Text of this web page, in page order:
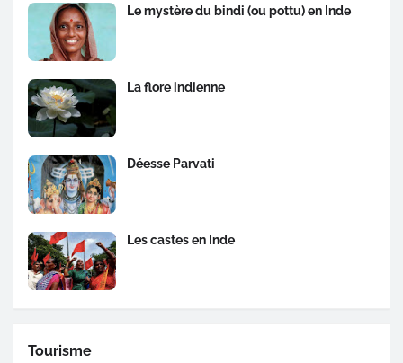
Le mystère du bindi (ou pottu) en Inde
La flore indienne
Déesse Parvati
Les castes en Inde
Tourisme